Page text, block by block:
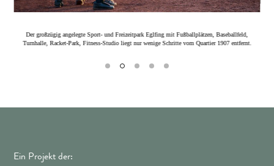
Der großzügig angelegte Sport- und Freizeitpark Eglfing mit Fußballplätzen, Baseballfeld,
Turnhalle, Racket-Park, Fitness-Studio liegt nur wenige Schritte vom Quartier 1907 entfernt.
Ein Projekt der: